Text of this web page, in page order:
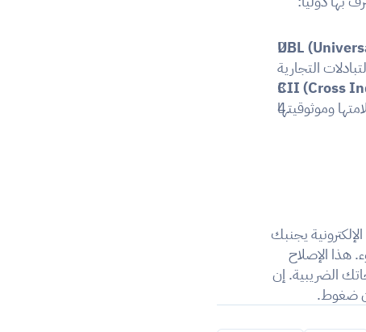
UBL
CII (Cross
ضغوط.